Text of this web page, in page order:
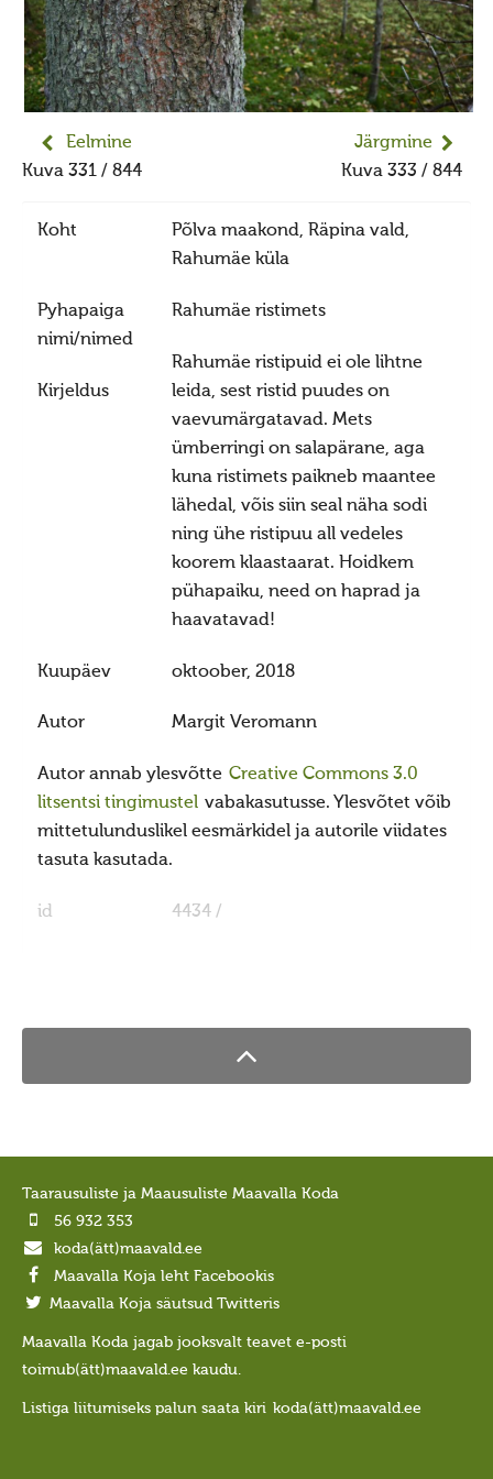
Usuvabadus
Kirikute ja koguduste seadus
Usuliste Yhenduste Ymarlaud
Koostöö
Maausk
Maausust
Maausust
Sirvide koostamisest
Mahlakuu
Lehekuu
Pärnakuu
Taarausk
Taarausust
Kustas Utuste elutöö peatähiseid
Taaralastest ja Kustas Utuste kirjakogust. Küllo
Arjakas
Hiis nr 2 (II pool)
Hiis nr 1
Eelmine
Kuva 331 / 844
Järgmine
Kuva 333 / 844
Koht
Põlva maakond, Räpina vald,
Rahumäe küla
Pyhapaiga
nimi/nimed
Rahumäe ristimets
Kirjeldus
Rahumäe ristipuid ei ole lihtne
leida, sest ristid puudes on
vaevumärgatavad. Mets
ümberringi on salapärane, aga
kuna ristimets paikneb maantee
lähedal, võis siin seal näha sodi
ning ühe ristipuu all vedeles
koorem klaastaarat. Hoidkem
pühapaiku, need on haprad ja
haavatavad!
Kuupäev oktoober, 2018
Autor Margit Veromann
Autor annab ylesvõtte Creative Commons 3.0
litsentsi tingimustel vabakasutusse. Ylesvõtet võib
mittetulunduslikel eesmärkidel ja autorile viidates
tasuta kasutada.
id 4434 /
Taarausuliste ja Maausuliste Maavalla Koda
56 932 353
koda(ätt)maavald.ee
Maavalla Koja leht Facebookis
Maavalla Koja säutsud Twitteris
Maavalla Koda jagab jooksvalt teavet e-posti
toimub(ätt)maavald.ee kaudu.
Listiga liitumiseks palun saata kiri koda(ätt)maavald.ee